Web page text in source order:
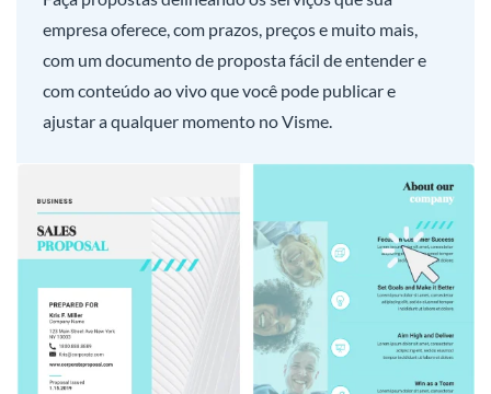
empresa oferece, com prazos, preços e muito mais,
com um documento de proposta fácil de entender e
com conteúdo ao vivo que você pode publicar e
ajustar a qualquer momento no Visme.